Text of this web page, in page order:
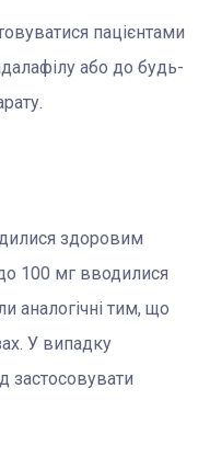
пацієнтами
або до будь-
здоровим
до 100 мг вводилися
аналогічні тим, що
У випадку
застосовувати